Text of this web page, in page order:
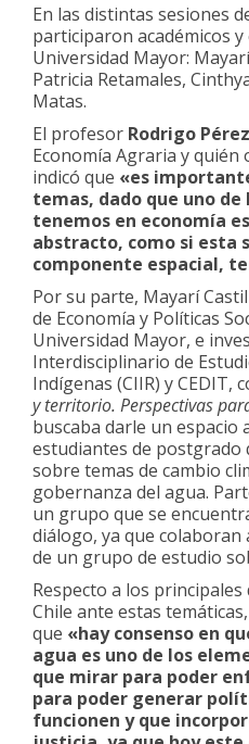
En las distintas sesiones
participaron académicos
Universidad Mayor:
Patricia Retamales,
Matas.
El profesor Rodrigo Pérez
Economía Agraria y
indicó que «es
temas, dado que uno de
tenemos en economía
abstracto, como si esta
componente espacial,
Por su parte, Mayarí
de Economía y Políticas
Universidad Mayor, e
Interdisciplinario de
Indígenas (CIIR) y CEDIT,
y territorio. Perspectivas
buscaba darle un espacio
estudiantes de postgrado
sobre temas de cambio
gobernanza del agua.
un grupo que se
diálogo, ya que colaboran
de un grupo de estudio
Respecto a los
Chile ante estas
que «hay consenso en
agua es uno de los
que mirar para poder
para poder generar
funcionen y que